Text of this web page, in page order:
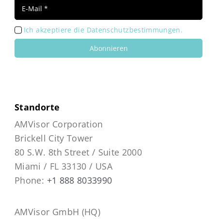
Ich akzeptiere die Datenschutzbestimmungen.
Abonnieren
Standorte
AMVisor Corporation
Brickell City Tower
80 S.W. 8th Street / Suite 2000
Miami / FL 33130 / USA
Phone: +1 888 8033990
AMVisor GmbH (HQ)